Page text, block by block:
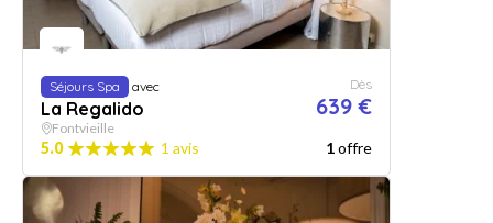
Séjours Spa avec
La Regalido
Dès
639 €
Fontvieille
5.0 1 avis 1offre